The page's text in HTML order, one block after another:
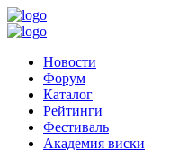
Новости
Форум
Каталог
Рейтинги
Фестиваль
Академия виски